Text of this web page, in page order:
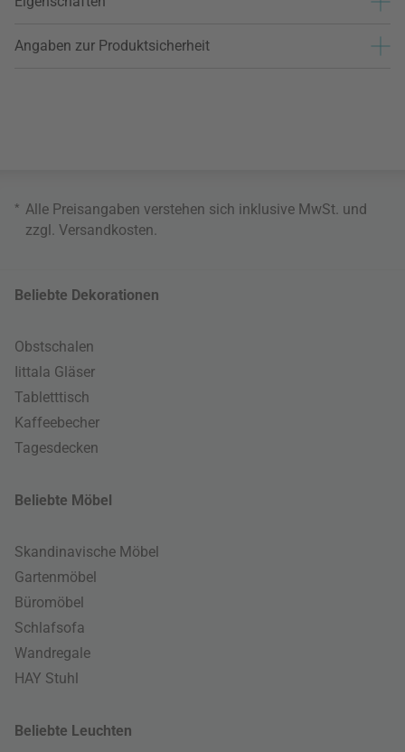
Angaben zur Produktsicherheit
* Alle Preisangaben verstehen sich inklusive MwSt. und
zzgl. Versandkosten
Beliebte Dekorationen
Obstschalen
Iittala Gläser
Tabletttisch
Kaffeebecher
Tagesdecken
Beliebte Möbel
Skandinavische Möbel
Gartenmöbel
Büromöbel
Schlafsofa
Wandregale
HAY Stuhl
Beliebte Leuchten